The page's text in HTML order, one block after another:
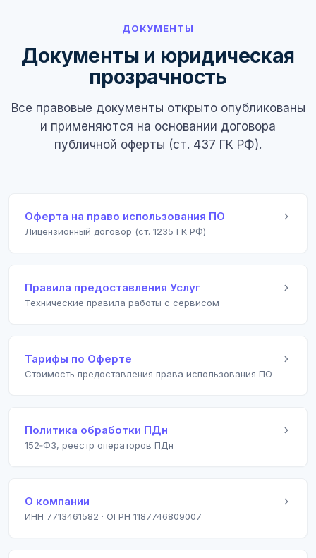
ДОКУМЕНТЫ
Документы и юридическая
прозрачность
Все правовые документы открыто опубликованы
и применяются на основании договора
публичной оферты (ст. 437 ГК РФ).
Оферта на право использования ПО
Лицензионный договор (ст. 1235 ГК РФ)
Правила предоставления Услуг
Технические правила работы с сервисом
Тарифы по Оферте
Стоимость предоставления права использования ПО
Политика обработки ПДн
152‑ФЗ, реестр операторов ПДн
О компании
ИНН 7713461582 · ОГРН 1187746809007